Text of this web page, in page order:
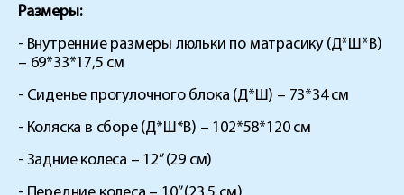
Размеры:
- Внутренние размеры люльки по матрасику (Д*Ш*В)
– 69*33*17,5 см
- Сиденье прогулочного блока (Д*Ш) – 73*34 см
- Коляска в сборе (Д*Ш*В) – 102*58*120 см
- Задние колеса – 12” (29 см)